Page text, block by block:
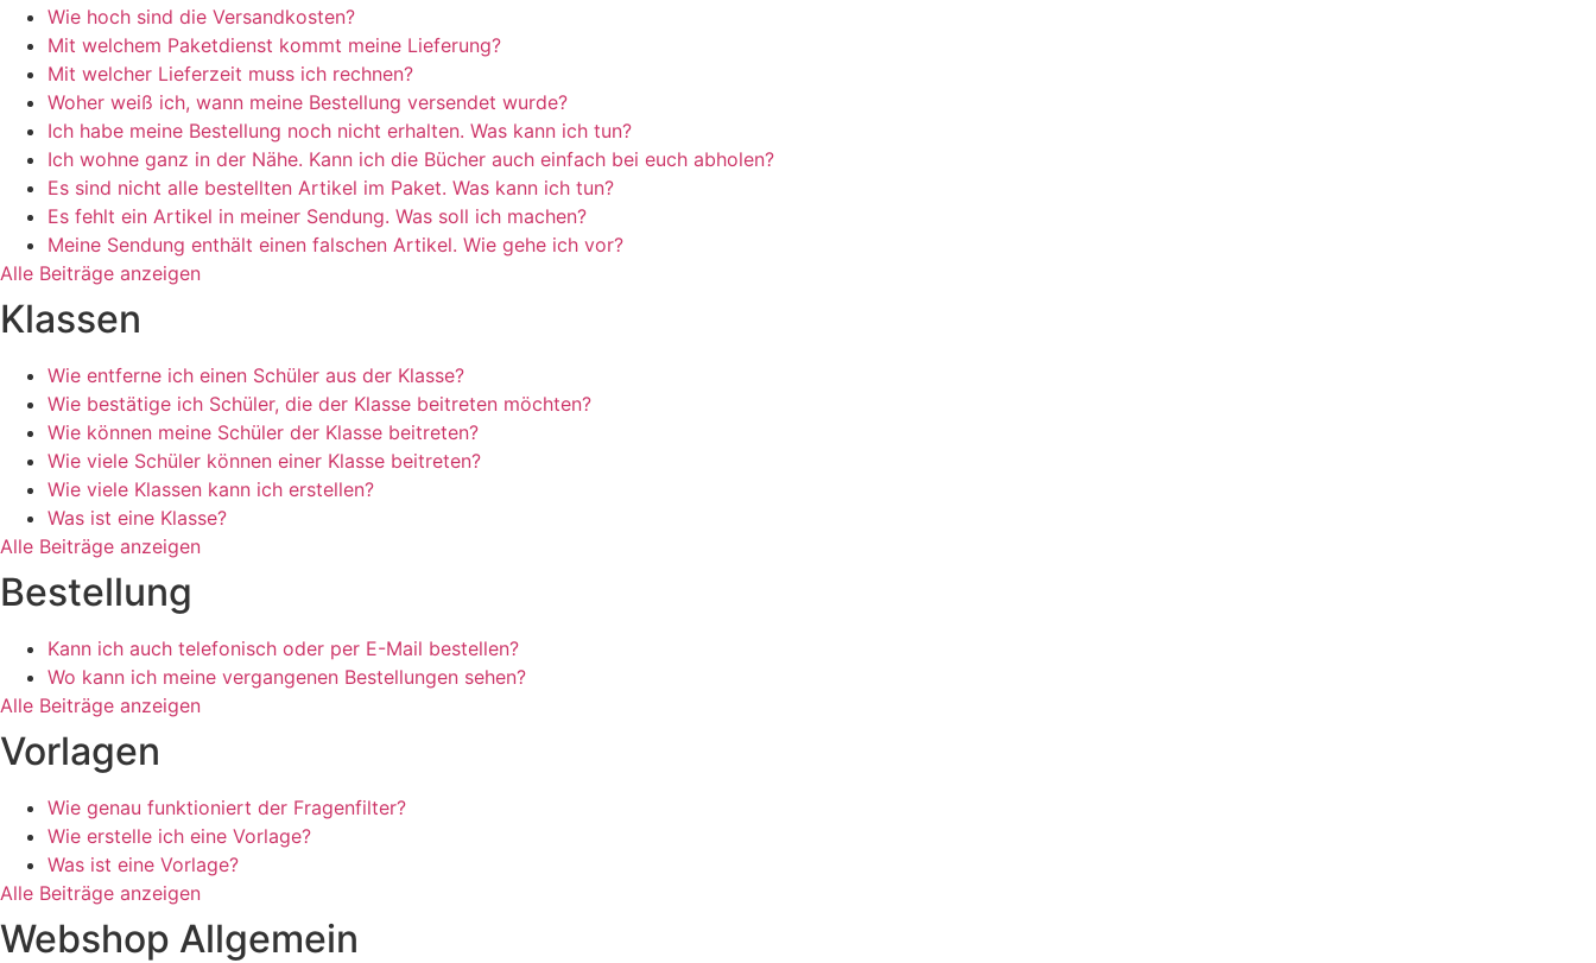
Wie hoch sind die Versandkosten?
Mit welchem Paketdienst kommt meine Lieferung?
Mit welcher Lieferzeit muss ich rechnen?
Woher weiß ich, wann meine Bestellung versendet wurde?
Ich habe meine Bestellung noch nicht erhalten. Was kann ich tun?
Ich wohne ganz in der Nähe. Kann ich die Bücher auch einfach bei euch abholen?
Es sind nicht alle bestellten Artikel im Paket. Was kann ich tun?
Es fehlt ein Artikel in meiner Sendung. Was soll ich machen?
Meine Sendung enthält einen falschen Artikel. Wie gehe ich vor?
Alle Beiträge anzeigen
Klassen
Wie entferne ich einen Schüler aus der Klasse?
Wie bestätige ich Schüler, die der Klasse beitreten möchten?
Wie können meine Schüler der Klasse beitreten?
Wie viele Schüler können einer Klasse beitreten?
Wie viele Klassen kann ich erstellen?
Was ist eine Klasse?
Alle Beiträge anzeigen
Bestellung
Kann ich auch telefonisch oder per E-Mail bestellen?
Wo kann ich meine vergangenen Bestellungen sehen?
Alle Beiträge anzeigen
Vorlagen
Wie genau funktioniert der Fragenfilter?
Wie erstelle ich eine Vorlage?
Was ist eine Vorlage?
Alle Beiträge anzeigen
Webshop Allgemein